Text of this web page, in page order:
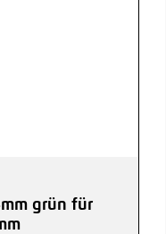
von 5 von 5
grün für